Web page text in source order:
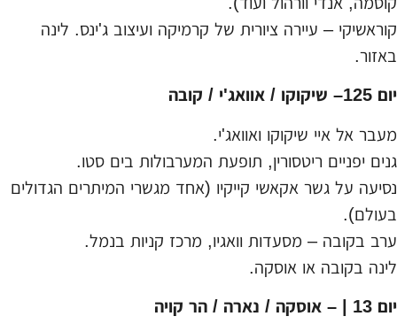
קוראשיקי – עיירה ציורית של קרמיקה ועיצוב ג'ינס. לינה
באזור.
יום 125– שיקוקו / אוואג'י / קובה
מעבר אל איי שיקוקו ואוואג'י.
גנים יפניים ריטסורין, תופעת המערבולות בים סטו.
נסיעה על גשר אקאשי קייקיו (אחד מגשרי המיתרים הגדולים
בעולם).
ערב בקובה – מסעדות וואגיו, מרכז קניות בנמל.
לינה בקובה או אוסקה.
יום 13 | – אוסקה / נארה / הר קויה